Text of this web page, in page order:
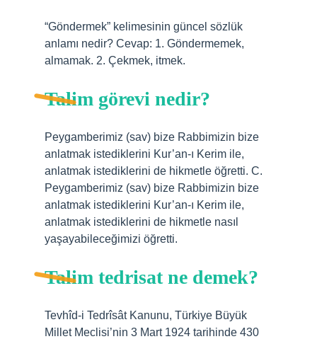
“Göndermek” kelimesinin güncel sözlük
anlamı nedir? Cevap: 1. Göndermemek,
almamak. 2. Çekmek, itmek.
Talim görevi nedir?
Peygamberimiz (sav) bize Rabbimizin bize
anlatmak istediklerini Kur’an-ı Kerim ile,
anlatmak istediklerini de hikmetle öğretti. C.
Peygamberimiz (sav) bize Rabbimizin bize
anlatmak istediklerini Kur’an-ı Kerim ile,
anlatmak istediklerini de hikmetle nasıl
yaşayabileceğimizi öğretti.
Talim tedrisat ne demek?
Tevhîd-i Tedrîsât Kanunu, Türkiye Büyük
Millet Meclisi’nin 3 Mart 1924 tarihinde 430